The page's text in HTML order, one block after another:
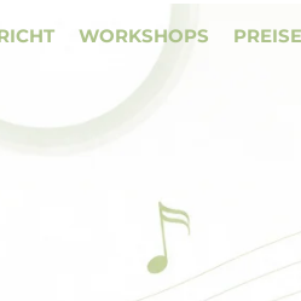
WORKSHOPS PREISE